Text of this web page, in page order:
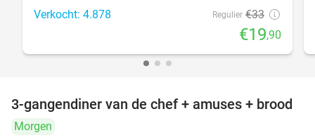
Verkocht: 4.878 Regulier €33
€19,90
43%
DAY
FULL
3-gangendiner van de chef + amuses + brood
Morgen